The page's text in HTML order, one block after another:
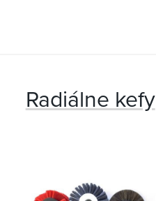
Radiálne kefy